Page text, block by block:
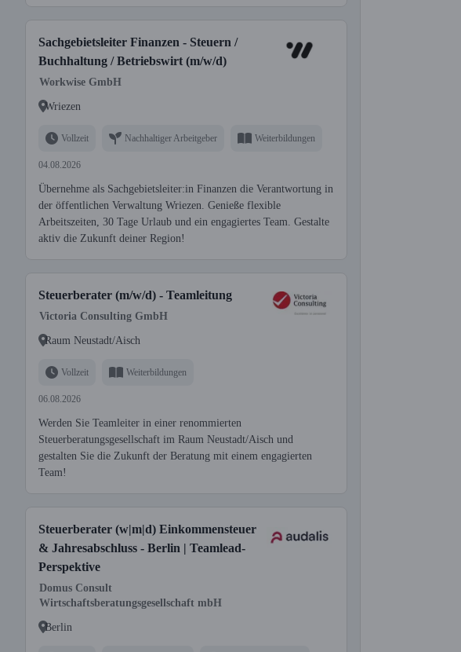
Sachgebietsleiter Finanzen - Steuern /
Buchhaltung / Betriebswirt (m/w/d)
Workwise GmbH
Wriezen
Vollzeit Nachhaltiger Arbeitgeber Weiterbildungen
04.08.2026
Übernehme als Sachgebietsleiter:in Finanzen die Verantwortung in
der öffentlichen Verwaltung Wriezen. Genieße flexible
Arbeitszeiten, 30 Tage Urlaub und ein engagiertes Team. Gestalte
aktiv die Zukunft deiner Region!
Steuerberater (m/w/d) - Teamleitung
Victoria Consulting GmbH
Raum Neustadt/Aisch
Vollzeit Weiterbildungen
06.08.2026
Werden Sie Teamleiter in einer renommierten
Steuerberatungsgesellschaft im Raum Neustadt/Aisch und
gestalten Sie die Zukunft der Beratung mit einem engagierten
Team!
Steuerberater (w|m|d) Einkommensteuer
& Jahresabschluss - Berlin | Teamlead-
Perspektive
Domus Consult
Wirtschaftsberatungsgesellschaft mbH
Berlin